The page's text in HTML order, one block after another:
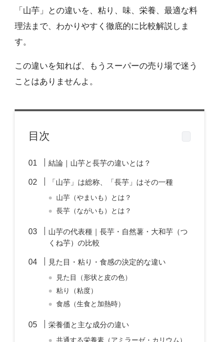
「山芋」との違いを、粘り、味、栄養、最適な料
理法まで、わかりやすく徹底的に比較解説しま
す。
この違いを知れば、もうスーパーの売り場で迷う
ことはありませんよ。
目次
結論｜山芋と長芋の違いとは？
「山芋」は総称、「長芋」はその一種
山芋（やまいも）とは？
長芋（ながいも）とは？
山芋の代表種｜長芋・自然薯・大和芋（つ
くね芋）の比較
見た目・粘り・食感の決定的な違い
見た目（形状と皮の色）
粘り（粘度）
食感（生食と加熱時）
栄養価と主な成分の違い
共通する栄養素（アミラーゼ・カリウム）